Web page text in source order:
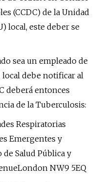
(CCDC) de la Unidad
local, este deber se
sea un empleado de
local debe notificar al
deberá entonces
de la Tuberculosis:
Respiratorias
Emergentes y
Salud Pública y
NW9 5EQ